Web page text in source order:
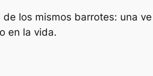
los mismos barrotes: una
en la vida.